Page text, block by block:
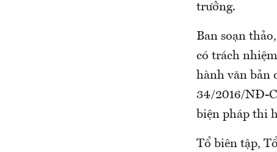
trưởng.
Ban soạn
có trách
hành văn bản
34/2016/NĐ-
biện pháp thi
Tổ biên tập,